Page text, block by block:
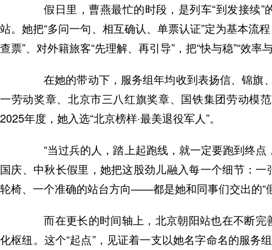
假日里，曹燕最忙的时段，是列车“到发接续”
站。她把“多问一句、相互确认、单票认证”定为基本流
查票”、对外籍旅客“先理解、再引导”，把“快与稳”“效率
在她的带动下，服务组年均收到表扬信、锦旗
一劳动奖章、北京市三八红旗奖章、国铁集团劳动模
2025年度，她入选“北京榜样·最美退役军人”。
“当过兵的人，踏上起跑线，就一定要跑到终点
国庆、中秋长假里，她把这股劲儿融入每一个细节：
轮椅、一个准确的站台方向——都是她和同事们交出的“
而在更长的时间轴上，北京朝阳站也在不断完
化枢纽。这个“起点”，见证着一支以她名字命名的服务